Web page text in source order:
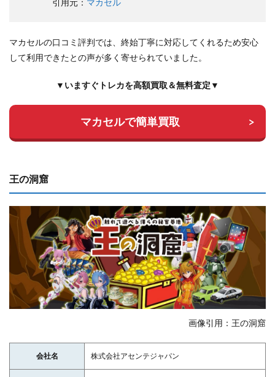
引用元： マカセル
マカセルの口コミ評判では、終始丁寧に対応してくれるため安心
して利用できたとの声が多く寄せられていました。
▼いますぐトレカを高額買取＆無料査定▼
マカセルで簡単買取
王の洞窟
画像引用：王の洞窟
会社名 株式会社アセンテジャパン